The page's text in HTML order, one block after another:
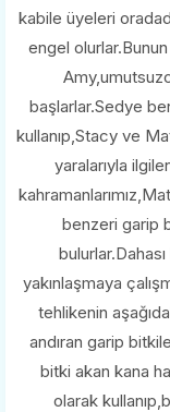
kabile üyeleri
engel
başlarlar.Sedye
kullanıp,Stacy ve
yaralarıyla
benzeri garip
yakınlaşmaya
tehlikenin
andıran garip
bitki akan kana
olarak